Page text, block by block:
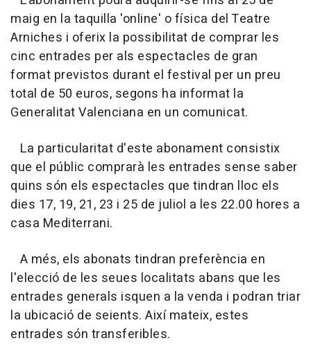
maig en la taquilla 'online' o física del Teatre
Arniches i oferix la possibilitat de comprar les
cinc entrades per als espectacles de gran
format previstos durant el festival per un preu
total de 50 euros, segons ha informat la
Generalitat Valenciana en un comunicat.
La particularitat d'este abonament consistix
que el públic comprarà les entrades sense saber
quins són els espectacles que tindran lloc els
dies 17, 19, 21, 23 i 25 de juliol a les 22.00 hores a
casa Mediterrani.
A més, els abonats tindran preferència en
l'elecció de les seues localitats abans que les
entrades generals isquen a la venda i podran triar
la ubicació de seients. Així mateix, estes
entrades són transferibles.